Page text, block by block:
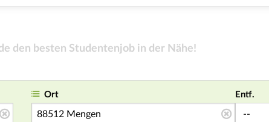
den besten Studentenjob in der Nähe!
Ort Entf.